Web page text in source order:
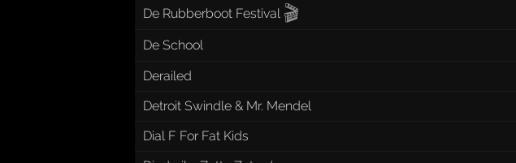
De Rubberboot Festival 🎬
De School
Derailed
Detroit Swindle & Mr. Mendel
Dial F For Fat Kids